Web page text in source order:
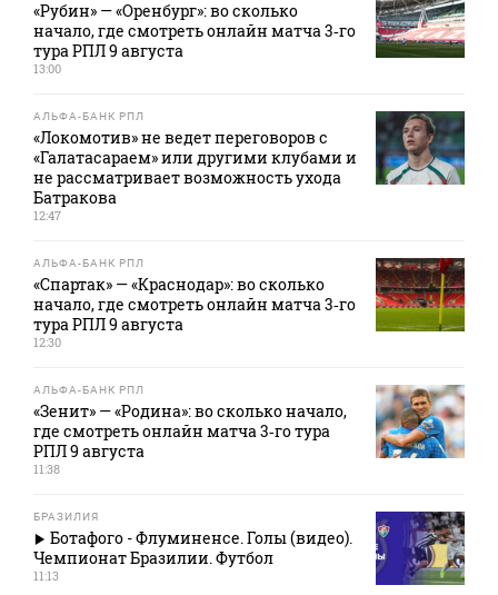
«Рубин» — «Оренбург»: во сколько
начало, где смотреть онлайн матча 3‑го
тура РПЛ 9 августа
13:00
АЛЬФА-БАНК РПЛ
«Локомотив» не ведет переговоров с
«Галатасараем» или другими клубами и
не рассматривает возможность ухода
Батракова
12:47
АЛЬФА-БАНК РПЛ
«Спартак» — «Краснодар»: во сколько
начало, где смотреть онлайн матча 3‑го
тура РПЛ 9 августа
12:30
АЛЬФА-БАНК РПЛ
«Зенит» — «Родина»: во сколько начало,
где смотреть онлайн матча 3‑го тура
РПЛ 9 августа
11:38
БРАЗИЛИЯ
Ботафого - Флуминенсе. Голы (видео).
Чемпионат Бразилии. Футбол
11:13